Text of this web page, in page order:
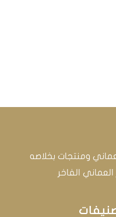
ومنتجات بخلاصه
العماني الفاخر